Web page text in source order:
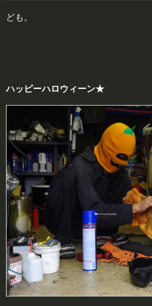
ども。
ハッピーハロウィーン★